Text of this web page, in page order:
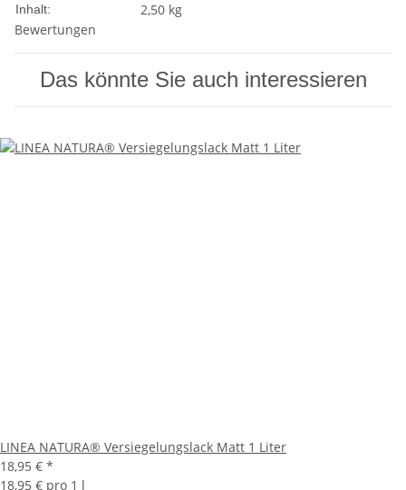
Inhalt:
2,50 kg
Bewertungen
Das könnte Sie auch interessieren
LINEA NATURA® Versiegelungslack Matt 1 Liter
18,95 € *
18,95 € pro 1 l